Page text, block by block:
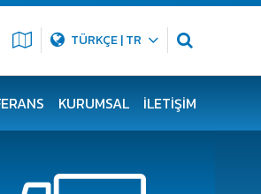
TÜRKÇE | TR
KURUMSAL İLETIŞIM